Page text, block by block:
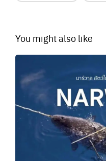
You might also like